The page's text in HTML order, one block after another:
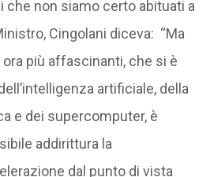
che non siamo certo abituati a
Cingolani diceva: “Ma
più affascinanti, che si è
artificiale, della
e dei supercomputer, è
addirittura la
dal punto di vista